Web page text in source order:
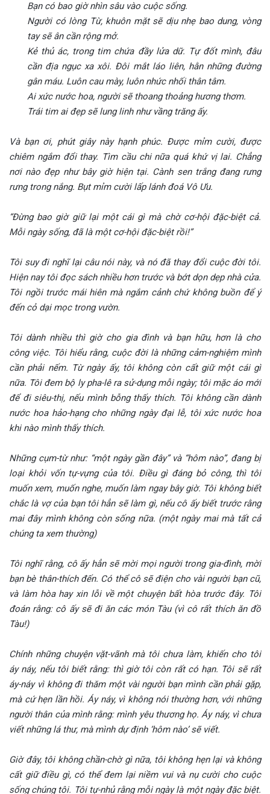
Bạn có bao giờ nhìn sâu vào cuộc sống.
Người có lòng Từ, khuôn mặt sẽ dịu nhẹ bao dung, vòng
tay sẽ ân cần rộng mở.
Kẻ thủ ác, trong tim chứa đầy lửa dữ. Tự đốt mình, đâu
cần địa ngục xa xôi. Đôi mắt láo liên, hằn những đường
gân máu. Luôn cau mày, luôn nhức nhối thân tâm.
Ai xức nước hoa, người sẽ thoang thoảng hương thơm.
Trái tim ai đẹp sẽ lung linh như vầng trăng ấy.
Và bạn ơi, phút giây này hạnh phúc. Được mỉm cười, được
chiêm ngắm đổi thay. Tìm cầu chi nữa quá khứ vị lai. Chẳng
nơi nào đẹp như bây giờ hiện tại. Cành sen trắng đang rưng
rưng trong nắng. Bụt mỉm cười lấp lánh đoá Vô Ưu.
“Đừng bao giờ giữ lại một cái gì mà chờ cơ-hội đặc-biệt cả.
Mỗi ngày sống, đã là một cơ-hội đặc-biệt rồi!”
Tôi suy đi nghĩ lại câu nói này, và nó đã thay đổi cuộc đời tôi.
Hiện nay tôi đọc sách nhiều hơn trước và bớt dọn dẹp nhà cửa.
Tôi ngồi trước mái hiên mà ngắm cảnh chứ không buồn để ý
đến cỏ dại mọc trong vườn.
Tôi dành nhiều thì giờ cho gia đình và bạn hữu, hơn là cho
công việc. Tôi hiểu rằng, cuộc đời là những cảm-nghiệm mình
cần phải nếm. Từ ngày ấy, tôi không còn cất giữ một cái gì
nữa. Tôi đem bộ ly pha-lê ra sử-dụng mỗi ngày; tôi mặc áo mới
để đi siêu-thị, nếu mình bỗng thấy thích. Tôi không cần dành
nước hoa hảo-hạng cho những ngày đại lễ, tôi xức nước hoa
khi nào mình thấy thích.
Những cụm-từ như: “một ngày gần đây” và “hôm nào”, đang bị
loại khỏi vốn tự-vựng của tôi. Điều gì đáng bỏ công, thì tôi
muốn xem, muốn nghe, muốn làm ngay bây giờ. Tôi không biết
chắc là vợ của bạn tôi hẳn sẽ làm gì, nếu cô ấy biết trước rằng
mai đây mình không còn sống nữa. (một ngày mai mà tất cả
chúng ta xem thường)
Tôi nghĩ rằng, cô ấy hẳn sẽ mời mọi người trong gia-đình, mời
bạn bè thân-thích đến. Có thể cô sẽ điện cho vài người bạn cũ,
và làm hòa hay xin lỗi về một chuyện bất hòa trước đây. Tôi
đoán rằng: cô ấy sẽ đi ăn các món Tàu (vì cô rất thích ăn đồ
Tàu!)
Chính những chuyện vặt-vãnh mà tôi chưa làm, khiến cho tôi
áy náy, nếu tôi biết rằng: thì giờ tôi còn rất có hạn. Tôi sẽ rất
áy-náy vì không đi thăm một vài người bạn mình cần phải gặp,
mà cứ hẹn lần hồi. Áy náy, vì không nói thường hơn, với những
người thân của mình rằng: mình yêu thương họ. Áy náy, vì chưa
viết những lá thư, mà mình dự định ‘hôm nào’ sẽ viết.
Giờ đây, tôi không chần-chờ gì nữa, tôi không hẹn lại và không
cất giữ điều gì, có thể đem lại niềm vui và nụ cười cho cuộc
sống chúng tôi. Tôi tự-nhủ rằng mỗi ngày là một ngày đặc biệt.